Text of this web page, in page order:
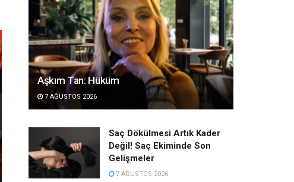
Aşkım Tan: Hüküm
7 AĞUSTOS 2026
Saç Dökülmesi Artık Kader
Değil! Saç Ekiminde Son
Gelişmeler
7 AĞUSTOS 2026